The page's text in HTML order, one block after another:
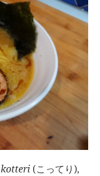
kotteri (こってり),